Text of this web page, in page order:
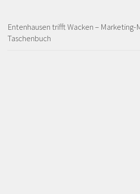
Entenhausen trifft Wacken – Marketing-
Taschenbuch